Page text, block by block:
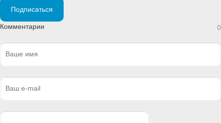
Подписаться
Комментарии 0